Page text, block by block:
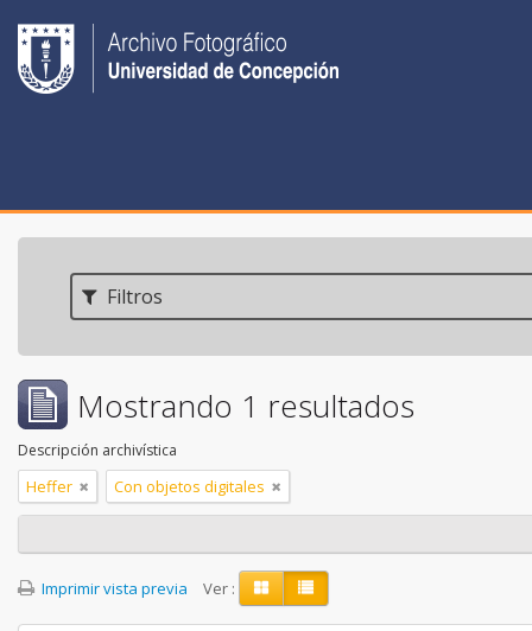
Filtros
Mostrando 1 resultados
Descripción archivística
Heffer Con objetos digitales
Imprimir vista previa Ver :